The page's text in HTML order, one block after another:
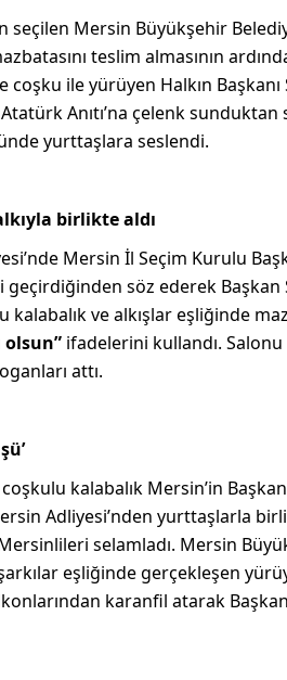
Mersin Büyükşehir
teslim almasının
ile yürüyen Halkın
Anıtı’na çelenk
yurttaşlara seslendi.
birlikte aldı
Mersin İl Seçim Kurulu
söz ederek Başkan
ve alkışlar eşliğinde
olsun” ifadelerini kullandı.
attı.
kalabalık Mersin’in
Adliyesi’nden yurttaşlarla
selamladı. Mersin
eşliğinde gerçekleşen
karanfil atarak Başkan